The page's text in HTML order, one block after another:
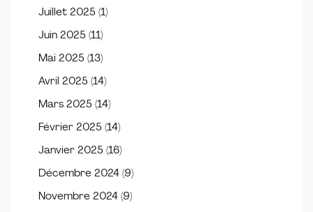
Juillet 2025 (1)
Juin 2025 (11)
Mai 2025 (13)
Avril 2025 (14)
Mars 2025 (14)
Février 2025 (14)
Janvier 2025 (16)
Décembre 2024 (9)
Novembre 2024 (9)